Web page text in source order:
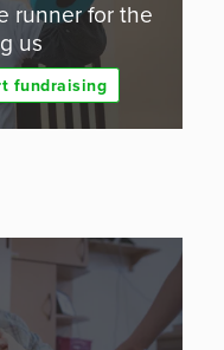
runner for the
us
fundraising